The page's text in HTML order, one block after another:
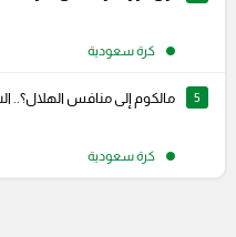
كرة سعودية
5 مالكوم إلى منافس الهلال؟..
كرة سعودية